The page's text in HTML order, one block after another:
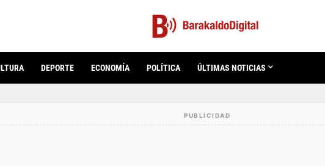
DEPORTE ECONOMÍA POLÍTICA ÚLTIMAS NOTICIAS